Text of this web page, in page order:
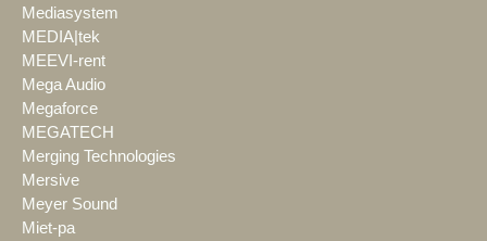
Mediasystem
MEDIA|tek
MEEVI-rent
Mega Audio
Megaforce
MEGATECH
Merging Technologies
Mersive
Meyer Sound
Miet-pa